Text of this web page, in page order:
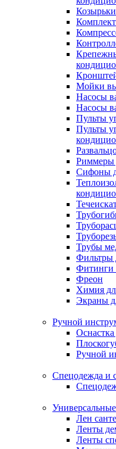
Мойки
Насосы
Насосы
Пульты
Пульты
Риммеры
Сифоны
Трубы
Фильтры
Фитинги
Фреон
Химия
Экраны
Ручной
Ручной
Спецодежда и
Лен
Ленты
Ленты